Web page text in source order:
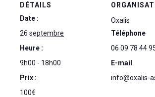
DÉTAILS
Date :
26 septembre
Heure :
9h00 - 18h00
Prix :
100€
Oxalis
Téléphone
06 09 78 44
E-mail
info@oxalis-